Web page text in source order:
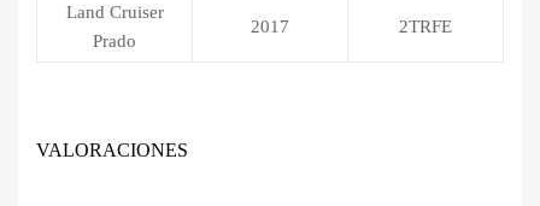
Land Cruiser
Prado
2017 2TRFE
VALORACIONES